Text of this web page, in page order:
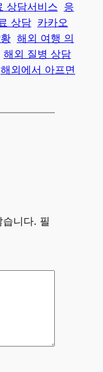
상담서비스 응
상담 카카오
해외 여행 의
해외 질병 상담
해외에서 아프면
습니다. 필